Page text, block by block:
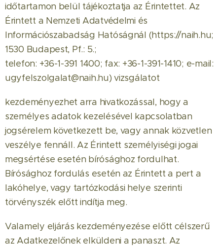
időtartamon belül tájékoztatja az Érintettet. Az
Érintett a Nemzeti Adatvédelmi és
Információszabadság Hatóságnál (https://naih.hu;
1530 Budapest, Pf.: 5.;
telefon: +36-1-391 1400; fax: +36-1-391-1410; e-mail:
ugyfelszolgalat@naih.hu) vizsgálatot
kezdeményezhet arra hivatkozással, hogy a
személyes adatok kezelésével kapcsolatban
jogsérelem következett be, vagy annak közvetlen
veszélye fennáll. Az Érintett személyiségi jogai
megsértése esetén bírósághoz fordulhat.
Bírósághoz fordulás esetén az Érintett a pert a
lakóhelye, vagy tartózkodási helye szerinti
törvényszék előtt indítja meg.
Valamely eljárás kezdeményezése előtt célszerű
az Adatkezelőnek elküldeni a panaszt. Az